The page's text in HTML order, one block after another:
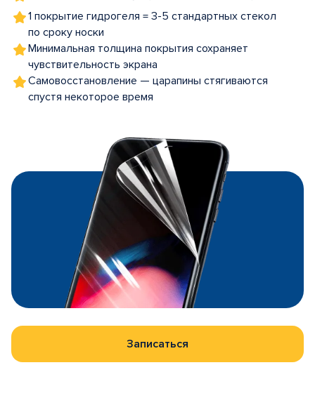
1 покрытие гидрогеля = 3-5 стандартных стекол
по сроку носки
Минимальная толщина покрытия сохраняет
чувствительность экрана
Самовосстановление — царапины стягиваются
спустя некоторое время
Записаться